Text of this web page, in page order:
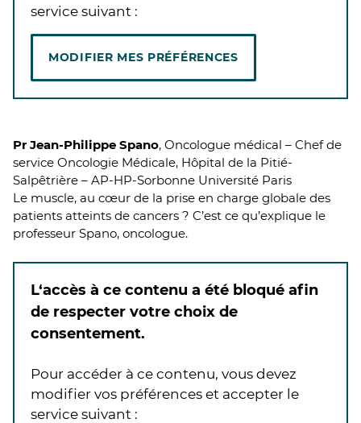
service suivant :
MODIFIER MES PRÉFÉRENCES
Pr Jean-Philippe Spano, Oncologue médical – Chef de
service Oncologie Médicale, Hôpital de la Pitié-
Salpêtrière – AP-HP-Sorbonne Université Paris
Le muscle, au cœur de la prise en charge globale des
patients atteints de cancers ? C’est ce qu’explique le
professeur Spano, oncologue.
L‘accès à ce contenu a été bloqué afin
de respecter votre choix de
consentement.
Pour accéder à ce contenu, vous devez
modifier vos préférences et accepter le
service suivant :